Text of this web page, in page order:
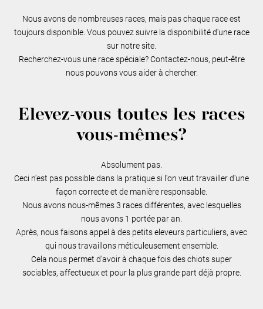
Nous avons de nombreuses races, mais pas chaque race est
toujours disponible. Vous pouvez suivre la disponibilité d'une race
sur notre site.
Recherchez-vous une race spéciale? Contactez-nous, peut-être
nous pouvons vous aider à chercher.
Elevez-vous toutes les races
vous-mêmes?
Absolument pas.
Ceci n'est pas possible dans la pratique si l'on veut travailler d'une
façon correcte et de manière responsable.
Nous avons nous-mêmes 3 races différentes, avec lesquelles
nous avons 1 portée par an.
Après, nous faisons appel à des petits eleveurs particuliers, avec
qui nous travaillons méticuleusement ensemble.
Cela nous permet d'avoir à chaque fois des chiots super
sociables, affectueux et pour la plus grande part déjà propre.